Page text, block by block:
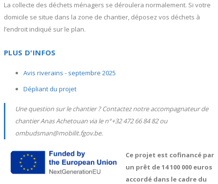
La collecte des déchets ménagers se déroulera normalement. Si votre
domicile se situe dans la zone de chantier, déposez vos déchets à
l’endroit indiqué sur le plan.
PLUS D'INFOS
Avis riverains - septembre 2025
Dépliant du projet
Une question sur le chantier ? Contactez notre accompagnateur de
chantier Anas Achetouan via le n°+32 472 66 84 82 ou
ombudsman@mobilit.fgov.be.
Ce projet est cofinancé par
un prêt de 14 100 000 euros
accordé dans le cadre du